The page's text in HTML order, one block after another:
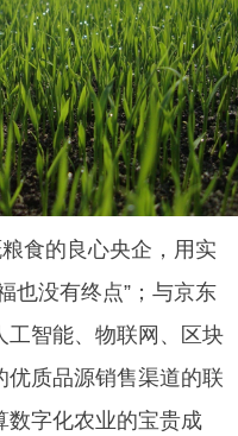
食的良心央企，用实
也没有终点”；与京东
工智能、物联网、区块
优质品源销售渠道的联
数字化农业的宝贵成